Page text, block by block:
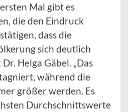
Mal gibt es
die den Eindruck
dass die
sich deutlich
Helga Gäbel. „Das
während die
größer werden. Es
Durchschnittswerte